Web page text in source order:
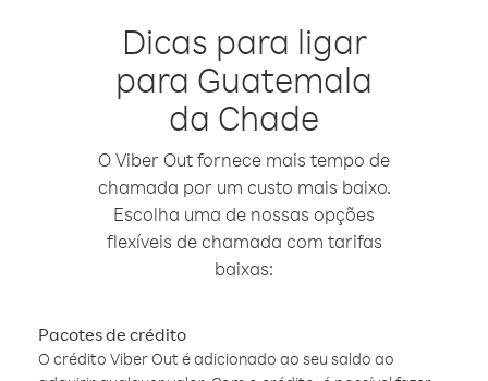
Dicas para ligar
para Guatemala
da Chade
O Viber Out fornece mais tempo de
chamada por um custo mais baixo.
Escolha uma de nossas opções
flexíveis de chamada com tarifas
baixas:
Pacotes de crédito
O crédito Viber Out é adicionado ao seu saldo ao